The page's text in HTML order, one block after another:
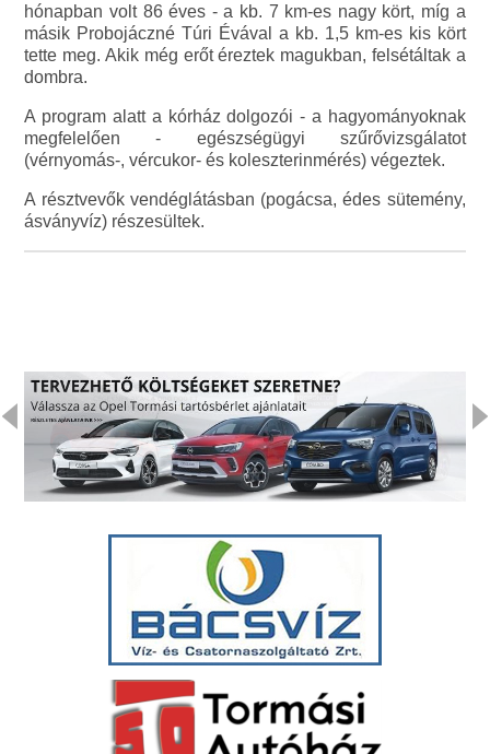
hónapban volt 86 éves - a kb. 7 km-es nagy kört, míg a
másik Probojáczné Túri Évával a kb. 1,5 km-es kis kört
tette meg. Akik még erőt éreztek magukban, felsétáltak a
dombra.
A program alatt a kórház dolgozói - a hagyományoknak
megfelelően - egészségügyi szűrővizsgálatot
(vérnyomás-, vércukor- és koleszterinmérés) végeztek.
A résztvevők vendéglátásban (pogácsa, édes sütemény,
ásványvíz) részesültek.